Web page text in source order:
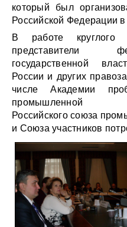
который был
Российской Федерации
В работе круглого
представители
государственной
России и других
числе Академии
Российского союза
и Союза участников